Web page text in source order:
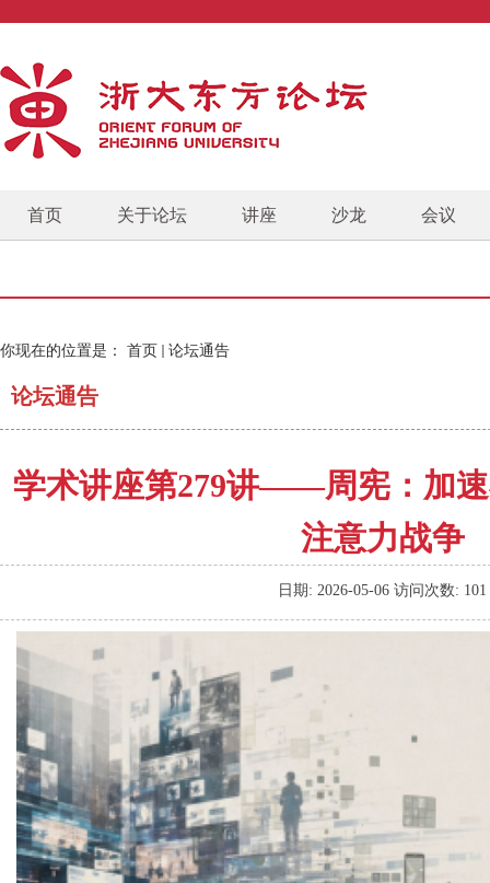
首页 关于论坛 讲座 沙龙 会议
你现在的位置是： 首页 论坛通告
论坛通告
学术讲座第279讲——周宪：加
注意力战争
日期: 2026-05-06 访问次数: 101